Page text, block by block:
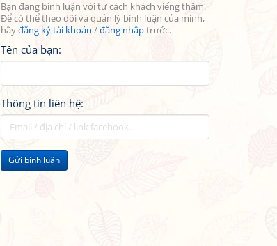
Bạn đang bình luận với tư cách khách viếng thăm.
Để có thể theo dõi và quản lý bình luận của mình,
hãyđăng ký tài khoản /đăng nhậptrước.
Tên của bạn:
Thông tin liên hệ:
Gửi bình luận